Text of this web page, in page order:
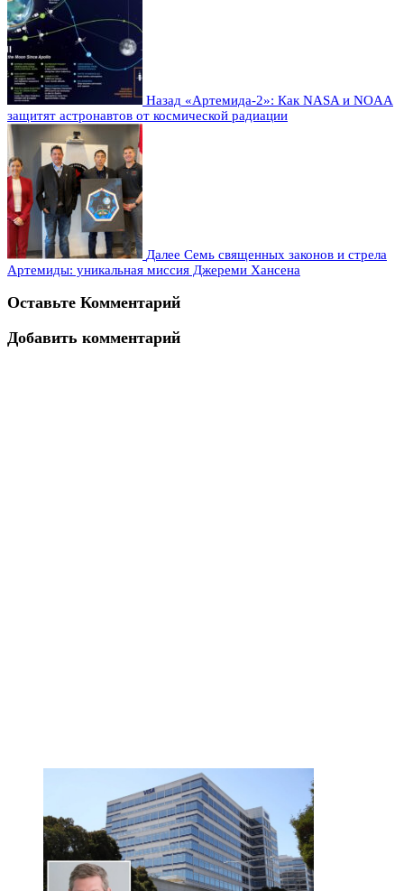
Назад «Артемида-2»: Как NASA и NOAA
защитят астронавтов от космической радиации
Далее Семь священных законов и стрела
Артемиды: уникальная миссия Джереми Хансена
Оставьте Комментарий
Добавить комментарий